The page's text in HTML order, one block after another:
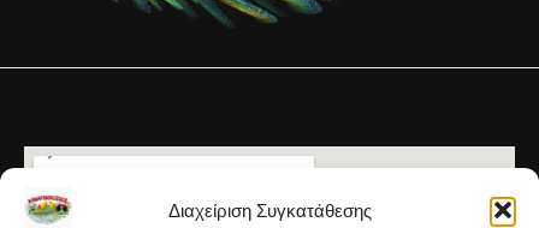
Διαχείριση Συγκατάθεσης